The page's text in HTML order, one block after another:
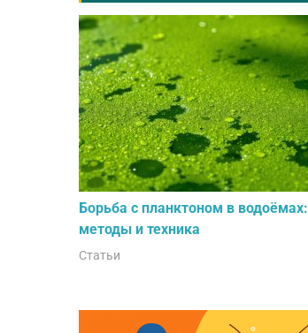
Борьба с планктоном в водоёмах:
методы и техника
Статьи